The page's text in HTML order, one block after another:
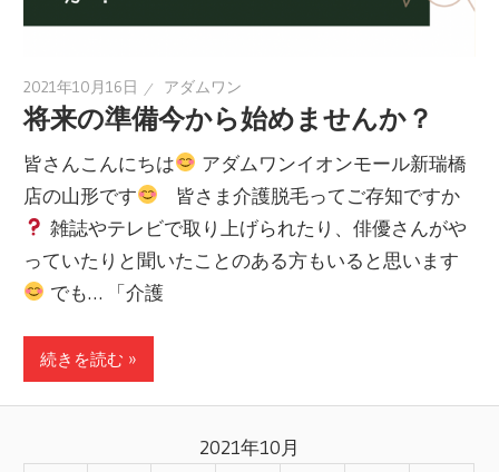
2021年10月16日 アダムワン
将来の準備今から始めませんか？
皆さんこんにちは
アダムワンイオンモール新瑞橋
店の山形です
皆さま介護脱毛ってご存知ですか
雑誌やテレビで取り上げられたり、俳優さんがや
っていたりと聞いたことのある方もいると思います
でも… 「介護
続きを読む »
2021年10月